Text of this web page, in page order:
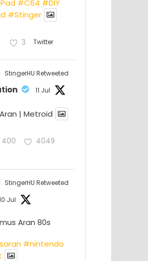
#C64 #DIY
#Stinger
3 Twitter
StingerHU Retweeted
11 Jul
| Metroid
400 4049
StingerHU Retweeted
Jul
Aran 80s
#nintendo